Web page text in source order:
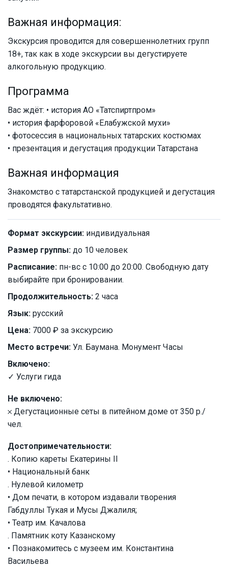
Важная информация:
Экскурсия проводится для совершеннолетних групп
18+, так как в ходе экскурсии вы дегустируете
алкогольную продукцию.
Программа
Вас ждёт: • история АО «Татспиртпром»
• история фарфоровой «Елабужской мухи»
• фотосессия в национальных татарских костюмах
• презентация и дегустация продукции Татарстана
Важная информация
Знакомство с татарстанской продукцией и дегустация
проводятся факультативно.
Формат экскурсии: индивидуальная
Размер группы: до 10 человек
Расписание: пн-вс с 10:00 до 20:00. Свободную дату
выбирайте при бронировании.
Продолжительность: 2 часа
Язык: русский
Цена: 7000 ₽ за экскурсию
Место встречи: Ул. Баумана. Монумент Часы
Включено:
✓ Услуги гида
Не включено:
𐄂 Дегустационные сеты в питейном доме от 350 р./
чел.
Достопримечательности:
. Копию кареты Екатерины II
• Национальный банк
. Нулевой километр
• Дом печати, в котором издавали творения
Габдуллы Тукая и Мусы Джалиля;
• Театр им. Качалова
. Памятник коту Казанскому
• Познакомитесь с музеем им. Константина
Васильева